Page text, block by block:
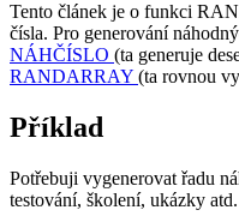
Tento článek je o funkci
čísla. Pro generování
NÁHČÍSLO (ta generuje
RANDARRAY (ta rovnou
Příklad
Potřebuji vygenerovat řadu
testování, školení, ukázky atd.